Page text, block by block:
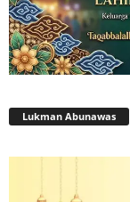
Lukman Abunawas